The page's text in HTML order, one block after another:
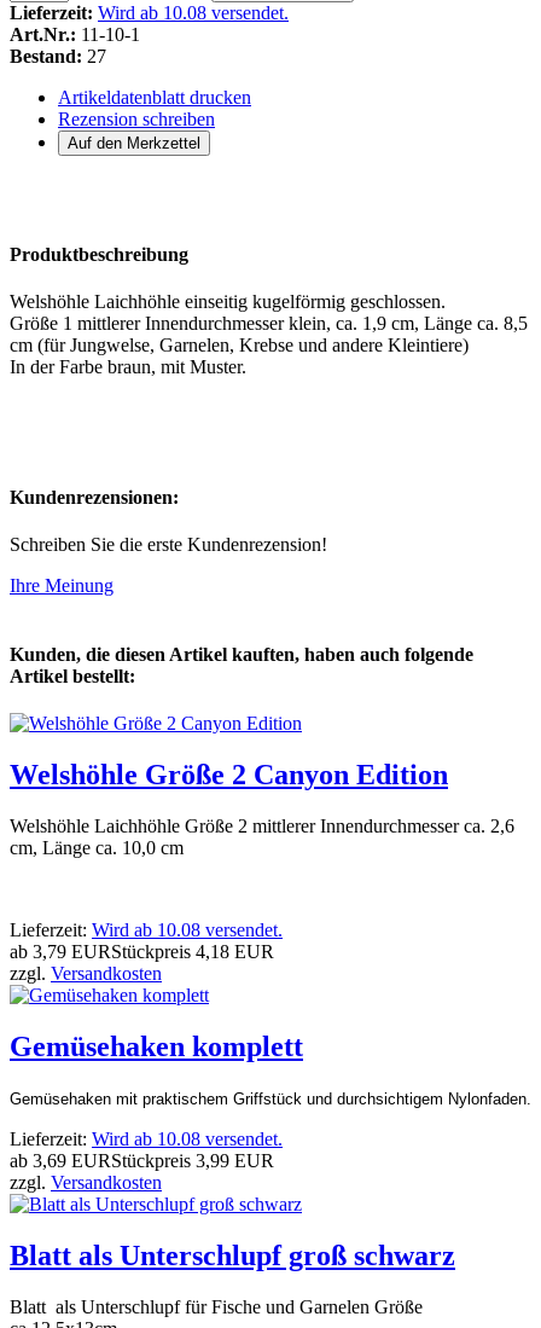
Lieferzeit: Wird ab 10.08 versendet.
Art.Nr.: 11-10-1
Bestand: 27
Artikeldatenblatt drucken
Rezension schreiben
Produktbeschreibung
Welshöhle Laichhöhle einseitig kugelförmig geschlossen.
Größe 1 mittlerer Innendurchmesser klein, ca. 1,9 cm, Länge ca. 8,5
cm (für Jungwelse, Garnelen, Krebse und andere Kleintiere)
In der Farbe braun, mit Muster.
Kundenrezensionen:
Schreiben Sie die erste Kundenrezension!
Ihre Meinung
Kunden, die diesen Artikel kauften, haben auch folgende
Artikel bestellt:
Welshöhle Größe 2 Canyon Edition
Welshöhle Laichhöhle Größe 2 mittlerer Innendurchmesser ca. 2,6
cm, Länge ca. 10,0 cm
Lieferzeit: Wird ab 10.08 versendet.
ab 3,79 EURStückpreis 4,18 EUR
zzgl. Versandkosten
Gemüsehaken komplett
Gemüsehaken mit praktischem Griffstück und durchsichtigem Nylonfaden.
Lieferzeit: Wird ab 10.08 versendet.
ab 3,69 EURStückpreis 3,99 EUR
zzgl. Versandkosten
Blatt als Unterschlupf groß schwarz
Blatt als Unterschlupf für Fische und Garnelen Größe